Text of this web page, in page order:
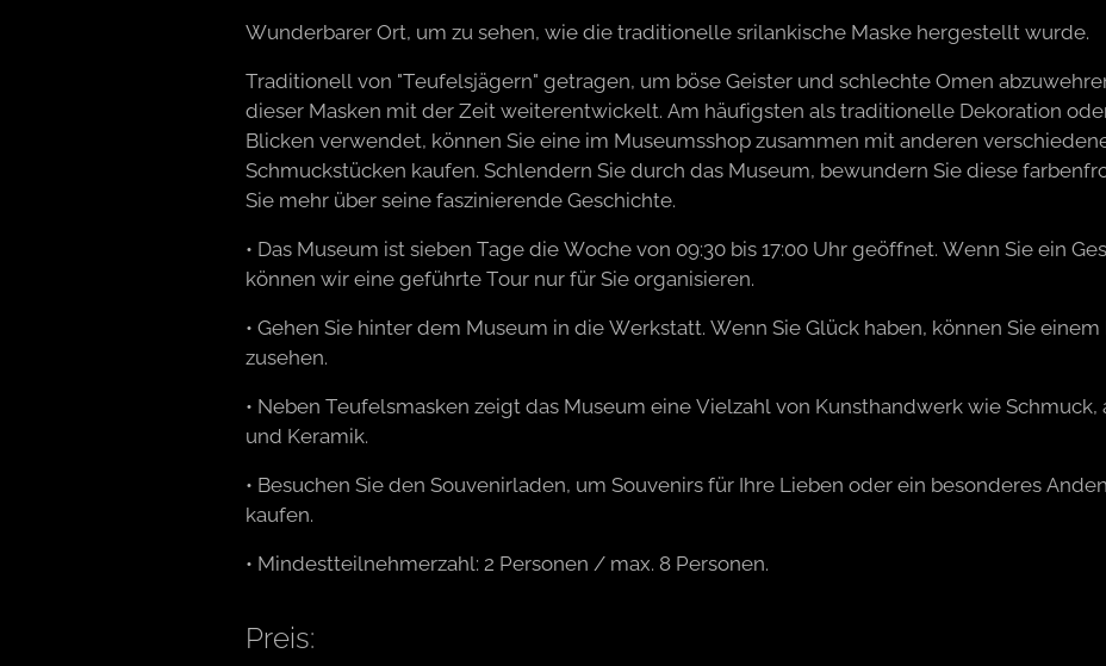
Wunderbarer Ort, um zu sehen, wie die traditionelle srilankische Maske hergestellt wurde.
Traditionell von "Teufelsjägern" getragen, um böse Geister und schlechte Omen
dieser Masken mit der Zeit weiterentwickelt. Am häufigsten als traditionelle Dekoration
Blicken verwendet, können Sie eine im Museumsshop zusammen mit anderen
Schmuckstücken kaufen. Schlendern Sie durch das Museum, bewundern Sie diese
Sie mehr über seine faszinierende Geschichte.
• Das Museum ist sieben Tage die Woche von 09:30 bis 17:00 Uhr geöffnet. Wenn Sie ein
können wir eine geführte Tour nur für Sie organisieren.
• Gehen Sie hinter dem Museum in die Werkstatt. Wenn Sie Glück haben, können Sie
zusehen.
• Neben Teufelsmasken zeigt das Museum eine Vielzahl von Kunsthandwerk wie
und Keramik.
• Besuchen Sie den Souvenirladen, um Souvenirs für Ihre Lieben oder ein besonderes
kaufen.
• Mindestteilnehmerzahl: 2 Personen / max. 8 Personen.
Preis: